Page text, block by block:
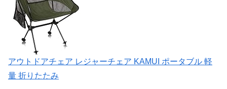
アウトドアチェア レジャーチェア KAMUI ポータブル 軽
量 折りたたみ